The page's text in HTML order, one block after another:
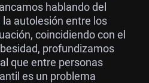
hablando del
autolesión entre los
coincidiendo con el
profundizamos
que entre personas
es un problema